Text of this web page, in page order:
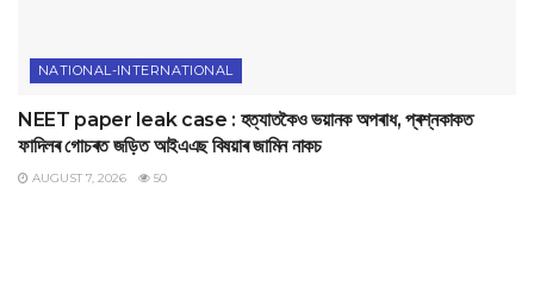
NATIONAL-INTERNATIONAL
NEET paper leak case : হত্যাতকৈও ভয়ানক অপৰাধ, প্ৰশ্নকাকত
ফাদিলৰ গোচৰত জড়িত আইএএছ বিষয়াৰ জামিন নাকচ
AUGUST 7, 2026 50